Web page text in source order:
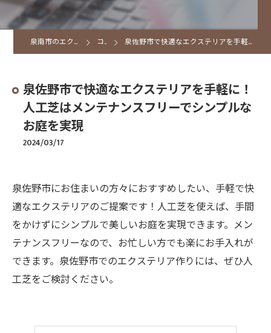
泉南市のエクステリアならK CRAFT コラム 泉佐野市で快適なエクステリアを手軽に！人工芝はメンテナンスフリーでシンプルなお庭を実現
泉佐野市で快適なエクステリアを手軽に！
人工芝はメンテナンスフリーでシンプルな
お庭を実現
2024/03/17
泉佐野市にお住まいの方々におすすめしたい、手軽で快
適なエクステリアのご提案です！人工芝を使えば、手間
をかけずにシンプルで美しいお庭を実現できます。メン
テナンスフリーなので、お忙しい方でも楽にお手入れが
できます。泉佐野市でのエクステリア作りには、ぜひ人
工芝をご検討ください。